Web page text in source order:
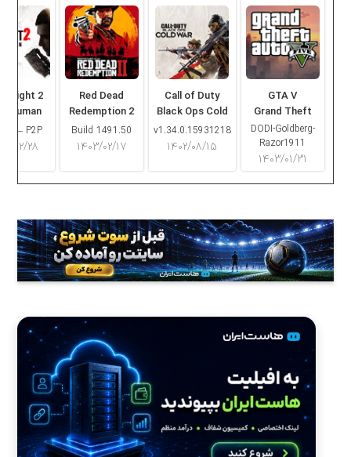
GTA V
Grand Theft
Auto V
DODI-Goldberg-
Razor1911
۱۴۰۳/۰۱/۳۱
Call of Duty
Black Ops Cold
War
v1.34.0.15931218
۱۴۰۲/۰۸/۱۵
Red Dead
Redemption 2
Build 1491.50
۱۴۰۳/۰۲/۱۷
Light 2
Human
– P2P
۱۴۰۳/